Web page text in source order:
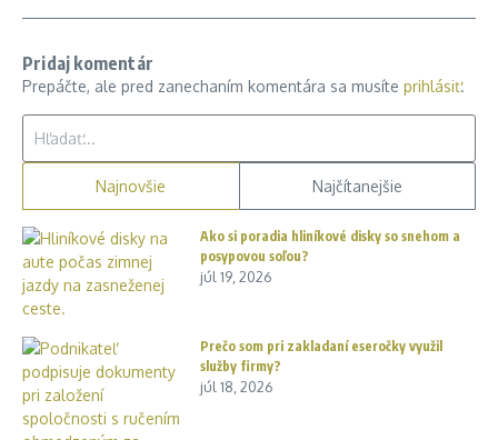
Pridaj komentár
Prepáčte, ale pred zanechaním komentára sa musíte prihlásiť.
Najnovšie Najčítanejšie
Ako si poradia hliníkové disky so snehom a
posypovou soľou?
júl 19, 2026
Prečo som pri zakladaní eseročky využil
služby firmy?
júl 18, 2026